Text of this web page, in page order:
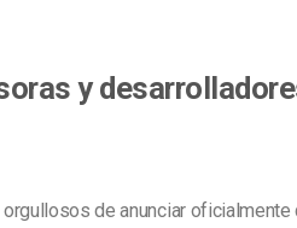
y
de anunciar oficialmente